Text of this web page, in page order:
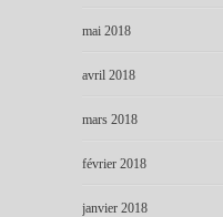
mai 2018
avril 2018
mars 2018
février 2018
janvier 2018